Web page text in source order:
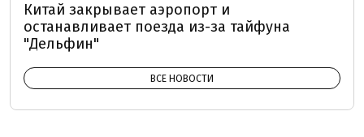
Китай закрывает аэропорт и
останавливает поезда из-за тайфуна
"Дельфин"
ВСЕ НОВОСТИ